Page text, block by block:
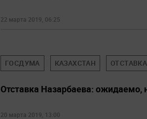
22 марта 2019, 06:25
ГОСДУМА КАЗАХСТАН ОТСТАВКА
Отставка Назарбаева: ожидаемо,
20 марта 2019, 13:00